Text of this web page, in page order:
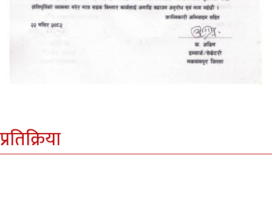
प्रतिक्रिया